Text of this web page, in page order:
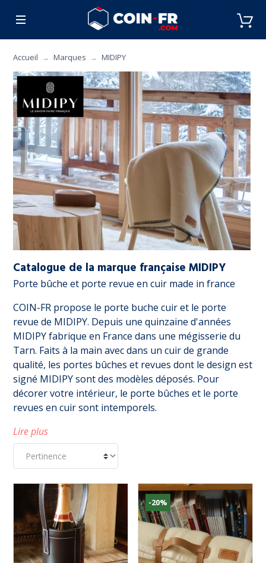
CUISINE MOBILIER
Accueil Marques MIDIPY
Catalogue de la marque française MIDIPY
Porte bûche et porte revue en cuir made in france
COIN-FR propose le porte buche cuir et le porte
revue de MIDIPY. Depuis une quinzaine d'années
MIDIPY fabrique en France dans une mégisserie du
Tarn. Faits à la main avec dans un cuir de grande
qualité, les portes bûches et revues dont le design est
signé MIDIPY sont des modèles déposés. Pour
décorer votre intérieur, le porte bûches et le porte
revues en cuir sont intemporels.
Lire plus
-20%